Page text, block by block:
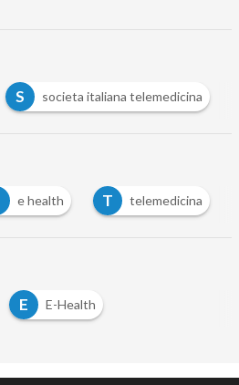
S societa italiana telemedicina
e health T telemedicina
E E-Health